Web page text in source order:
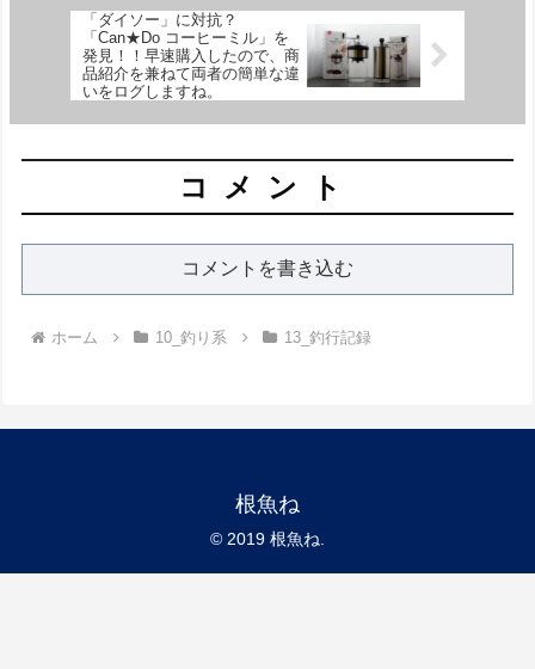
「ダイソー」に対抗？
「Can★Do コーヒーミル」を
発見！！早速購入したので、商
品紹介を兼ねて両者の簡単な違
いをログしますね。
コメント
コメントを書き込む
ホーム 10_釣り系 13_釣行記録
根魚ね
© 2019 根魚ね.